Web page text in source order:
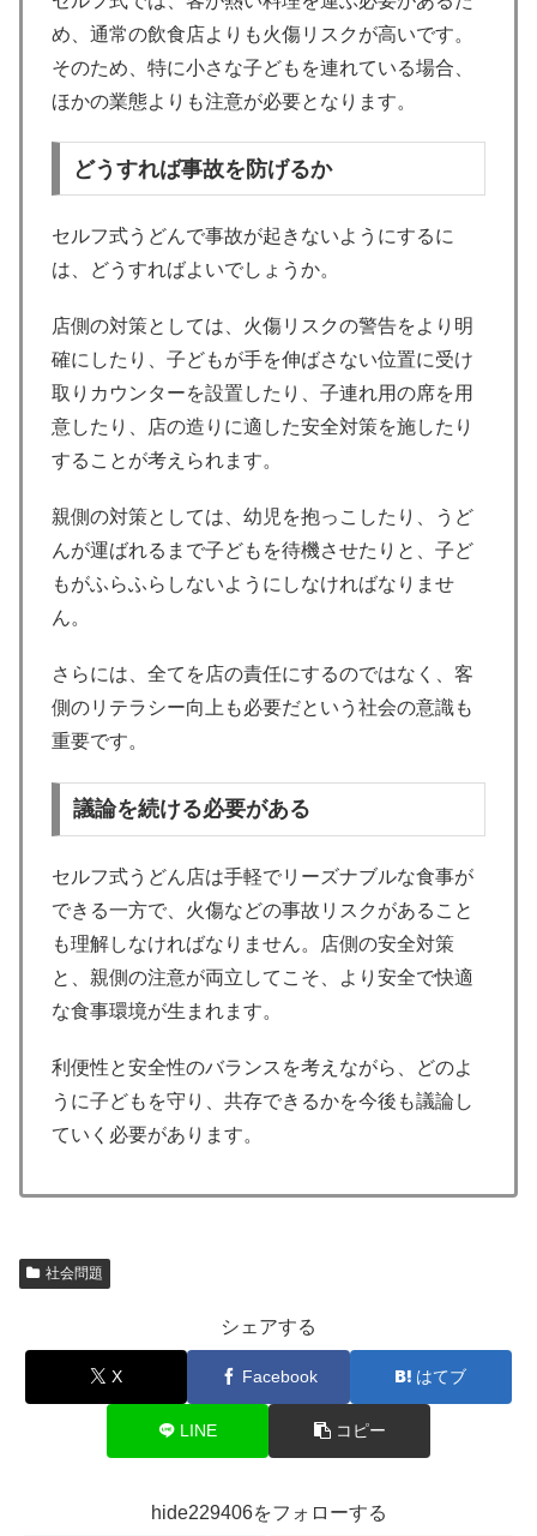
め、通常の飲食店よりも火傷リスクが高いです。
そのため、特に小さな子どもを連れている場合、
ほかの業態よりも注意が必要となります。
どうすれば事故を防げるか
セルフ式うどんで事故が起きないようにするに
は、どうすればよいでしょうか。
店側の対策としては、火傷リスクの警告をより明
確にしたり、子どもが手を伸ばさない位置に受け
取りカウンターを設置したり、子連れ用の席を用
意したり、店の造りに適した安全対策を施したり
することが考えられます。
親側の対策としては、幼児を抱っこしたり、うど
んが運ばれるまで子どもを待機させたりと、子ど
もがふらふらしないようにしなければなりませ
ん。
さらには、全てを店の責任にするのではなく、客
側のリテラシー向上も必要だという社会の意識も
重要です。
議論を続ける必要がある
セルフ式うどん店は手軽でリーズナブルな食事が
できる一方で、火傷などの事故リスクがあること
も理解しなければなりません。店側の安全対策
と、親側の注意が両立してこそ、より安全で快適
な食事環境が生まれます。
利便性と安全性のバランスを考えながら、どのよ
うに子どもを守り、共存できるかを今後も議論し
ていく必要があります。
社会問題
シェアする
X Facebook はてブ
LINE コピー
hide229406をフォローする